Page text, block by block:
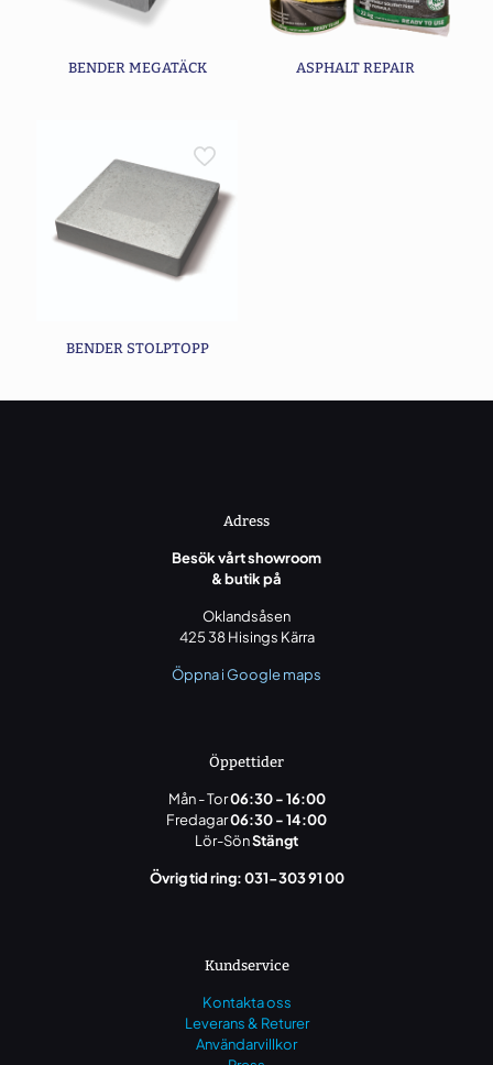
BENDER MEGATÄCK ASPHALT REPAIR
BENDER STOLPTOPP
Adress
Besök vårt showroom
& butik på
Oklandsåsen
425 38 Hisings Kärra
Öppna i Google maps
Öppettider
Mån - Tor06:30 - 16:00
Fredagar06:30 - 14:00
Lör-SönStängt
Övrig tid ring: 031-303 91 00
Kundservice
Kontakta oss
Leverans & Returer
Användarvillkor